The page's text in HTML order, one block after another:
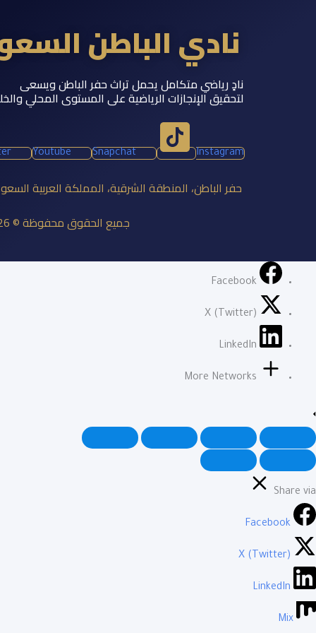
نادي الباطن
نادٍ رياضي متكامل يحمل تراث حفر الباطن ويسعى
لتحقيق الإنجازات الرياضية على المستوى المحلي
Youtube Snapchat Instagram
حفر الباطن، المنطقة الشرقية، المملكة العربية
جميع الحقوق محفوظة © 2026 نادي الباطن السعودي
Facebook
X (Twitter)
LinkedIn
More Networks
Share via
Facebook
X (Twitter)
LinkedIn
Mix